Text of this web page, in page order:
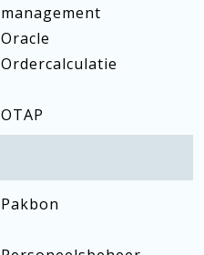
management
Oracle
Ordercalculatie
OTAP
Pakbon